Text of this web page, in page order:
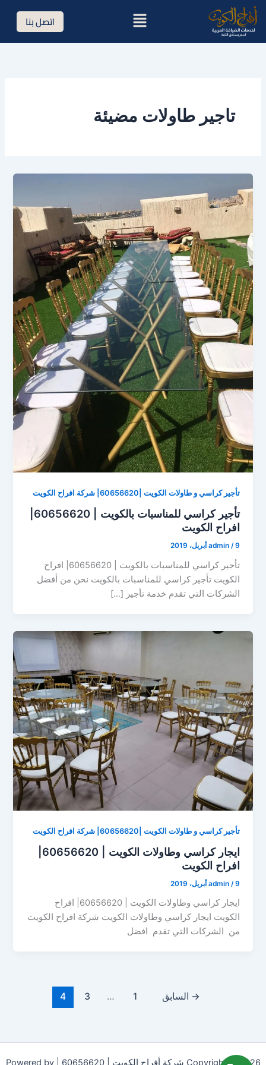
تخطي
إلى
المحتوى
القائمة اتصل بنا
تاجير طاولات مضيئة
تأجير كراسي و طاولات الكويت |60656620| شركة افراح الكويت
افراح الكويت
admin /9 أبريل، 2019
تأجير كراسي للمناسبات بالكويت | 60656620| افراح
الكويت تأجير كراسي للمناسبات بالكويت نحن من أفضل
الشركات التي تقدم خدمة تأجير […]
تأجير كراسي و طاولات الكويت |60656620| شركة افراح الكويت
افراح الكويت
admin /9 أبريل، 2019
ايجار كراسي وطاولات الكويت | 60656620| افراح
الكويت ايجار كراسي وطاولات الكويت شركة افراح الكويت
من الشركات التي تقدم افضل
→ السابق 1
…
3
4
Copyright © 2026 شركة أفراح الكويت | 60656620 | Powered by